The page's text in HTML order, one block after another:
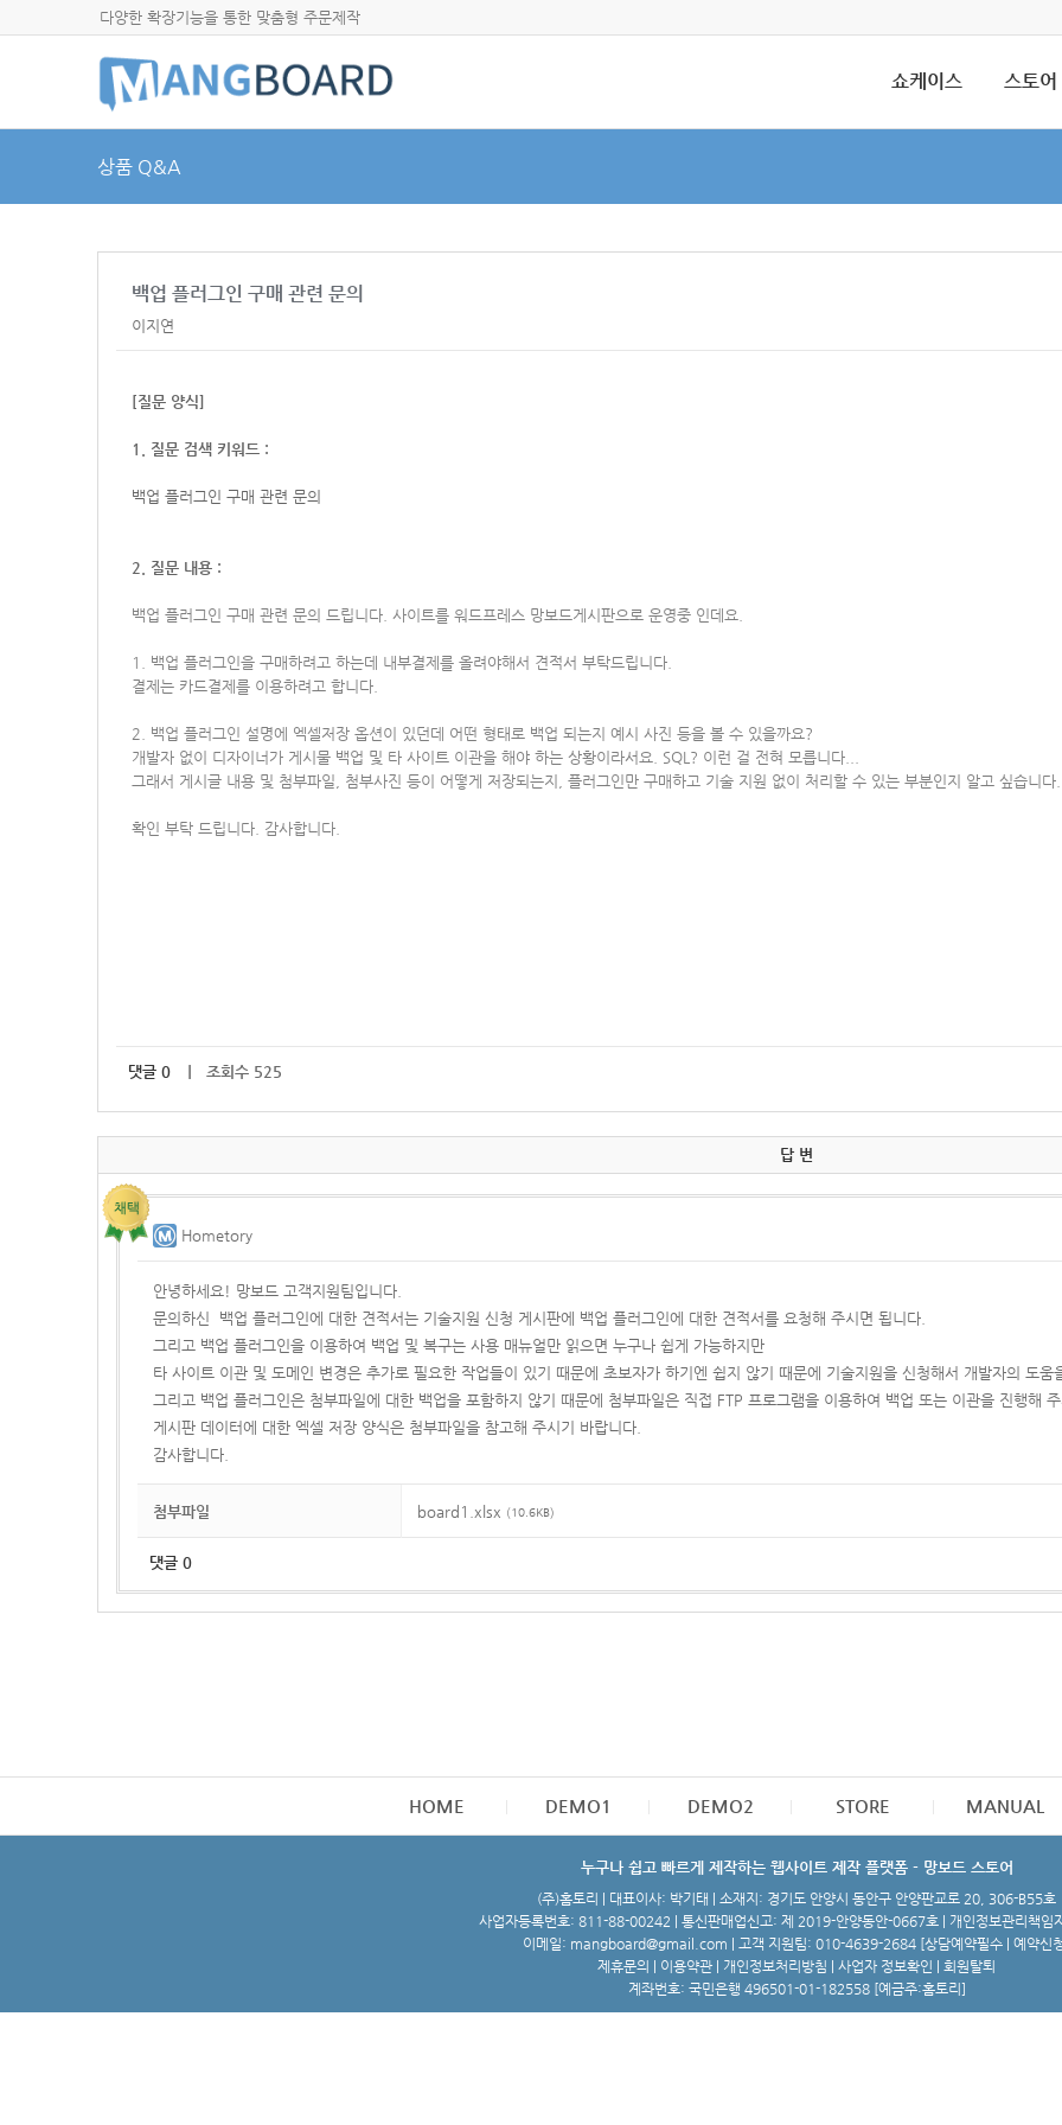
다양한 확장기능을 통한 맞춤형 주문제작
쇼케이스 스토어
상품 Q&A
백업 플러그인 구매 관련 문의
이지연
[질문 양식]
1. 질문 검색 키워드 :
백업 플러그인 구매 관련 문의
2. 질문 내용 :
백업 플러그인 구매 관련 문의 드립니다. 사이트를 워드프레스 망보드게시판으로 운영중 인데요.
1. 백업 플러그인을 구매하려고 하는데 내부결제를 올려야해서 견적서 부탁드립니다.
결제는 카드결제를 이용하려고 합니다.
2. 백업 플러그인 설명에 엑셀저장 옵션이 있던데 어떤 형태로 백업 되는지 예시 사진 등을 볼 수 있을까요?
개발자 없이 디자이너가 게시물 백업 및 타 사이트 이관을 해야 하는 상황이라서요. SQL? 이런 걸 전혀 모릅니다...
그래서 게시글 내용 및 첨부파일, 첨부사진 등이 어떻게 저장되는지, 플러그인만 구매하고 기술 지원 없이 처리할 수 있는 부분인지 알고 싶습니
확인 부탁 드립니다. 감사합니다.
댓글 0 ｜ 조회수 525
답 변
Hometory
안녕하세요! 망보드 고객지원팀입니다.
문의하신 백업 플러그인에 대한 견적서는 기술지원 신청 게시판에 백업 플러그인에 대한 견적서를 요청해 주시면 됩니다.
그리고 백업 플러그인을 이용하여 백업 및 복구는 사용 매뉴얼만 읽으면 누구나 쉽게 가능하지만
타 사이트 이관 및 도메인 변경은 추가로 필요한 작업들이 있기 때문에 초보자가 하기엔 쉽지 않기 때문에 기술지원을 신청해서 개발자의 도
그리고 백업 플러그인은 첨부파일에 대한 백업을 포함하지 않기 때문에 첨부파일은 직접 FTP 프로그램을 이용하여 백업 또는 이관을 진행해
게시판 데이터에 대한 엑셀 저장 양식은 첨부파일을 참고해 주시기 바랍니다.
감사합니다.
첨부파일 board1.xlsx (10.6KB)
댓글 0
HOME DEMO1 DEMO2 STORE MANUAL
누구나 쉽고 빠르게 제작하는 웹사이트 제작 플랫폼 - 망보드 스토어
(주)홈토리 | 대표이사: 박기태 | 소재지: 경기도 안양시 동안구 안양판교로 20, 306-B55호
사업자등록번호: 811-88-00242 | 통신판매업신고: 제 2019-안양동안-0667호 | 개인정보관리책임
이메일: mangboard@gmail.com | 고객 지원팀: 010-4639-2684 [상담예약필수 | 예약신
제휴문의
이용약관 개인정보처리방침 사업자 정보확인
회원탈퇴
계좌번호: 국민은행 496501-01-182558 [예금주:홈토리]